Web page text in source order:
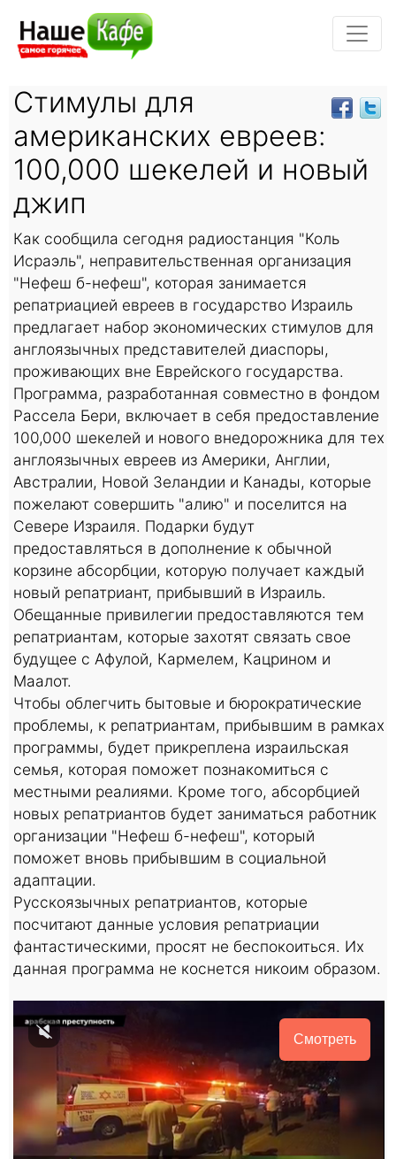
Стимулы для
американских евреев:
100,000 шекелей и новый
джип
Как сообщила сегодня радиостанция "Коль
Исраэль", неправительственная организация
"Нефеш б-нефеш", которая занимается
репатриацией евреев в государство Израиль
предлагает набор экономических стимулов для
англоязычных представителей диаспоры,
проживающих вне Еврейского государства.
Программа, разработанная совместно в фондом
Рассела Бери, включает в себя предоставление
100,000 шекелей и нового внедорожника для тех
англоязычных евреев из Америки, Англии,
Австралии, Новой Зеландии и Канады, которые
пожелают совершить "алию" и поселится на
Севере Израиля. Подарки будут
предоставляться в дополнение к обычной
корзине абсорбции, которую получает каждый
новый репатриант, прибывший в Израиль.
Обещанные привилегии предоставляются тем
репатриантам, которые захотят связать свое
будущее с Афулой, Кармелем, Кацрином и
Маалот.
Чтобы облегчить бытовые и бюрократические
проблемы, к репатриантам, прибывшим в рамках
программы, будет прикреплена израильская
семья, которая поможет познакомиться с
местными реалиями. Кроме того, абсорбцией
новых репатриантов будет заниматься работник
организации "Нефеш б-нефеш", который
поможет вновь прибывшим в социальной
адаптации.
Русскоязычных репатриантов, которые
посчитают данные условия репатриации
фантастическими, просят не беспокоиться. Их
данная программа не коснется никоим образом.
Смотреть